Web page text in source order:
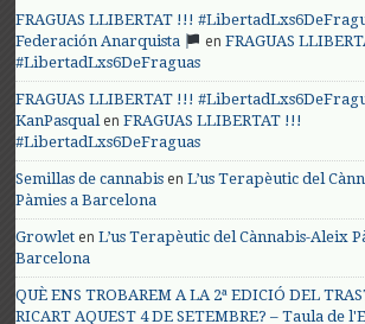
FRAGUAS LLIBERTAT !!!
Federación Anarquista
enFRAGUAS
#LibertadLxs6DeFraguas
FRAGUAS LLIBERTAT !!!
KanPasqualenFRAGUAS LLIBERTAT !!!
#LibertadLxs6DeFraguas
Semillas de cannabis enL’us Terapèutic del
Pàmies a Barcelona
Growlet enL’us Terapèutic del Cànnabis-Aleix
Barcelona
QUÈ ENS TROBAREM A LA 2ª EDICIÓ DEL
RICART AQUEST 4 DE SETEMBRE? – Taula de